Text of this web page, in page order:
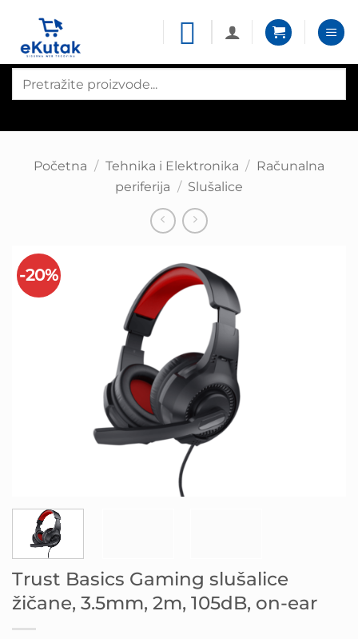
content
search
Početna / Tehnika i Elektronika / Računalna
periferija / Slušalice
-20%
Trust Basics Gaming slušalice
žičane, 3.5mm, 2m, 105dB, on-ear